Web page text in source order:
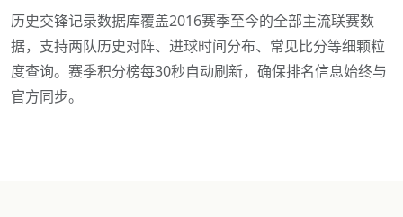
历史交锋记录数据库覆盖2016赛季至今的全部主流联赛数
据，支持两队历史对阵、进球时间分布、常见比分等细颗粒
度查询。赛季积分榜每30秒自动刷新，确保排名信息始终与
官方同步。